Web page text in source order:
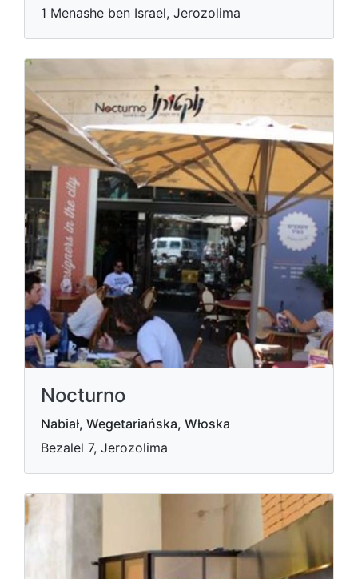
1 Menashe ben Israel, Jerozolima
Nocturno
Nabiał, Wegetariańska, Włoska
Bezalel 7, Jerozolima